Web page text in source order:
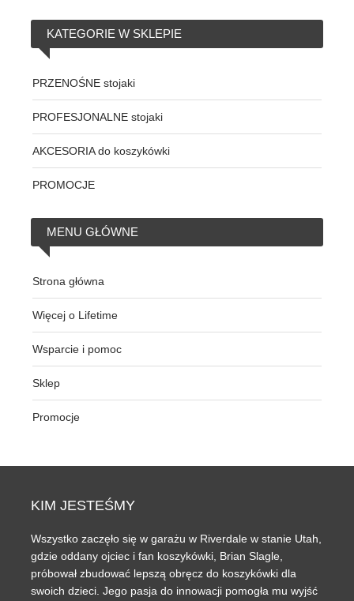
KATEGORIE W SKLEPIE
PRZENOŚNE stojaki
PROFESJONALNE stojaki
AKCESORIA do koszykówki
PROMOCJE
MENU GŁÓWNE
Strona główna
Więcej o Lifetime
Wsparcie i pomoc
Sklep
Promocje
KIM JESTEŚMY
Wszystko zaczęło się w garażu w Riverdale w stanie Utah,
gdzie oddany ojciec i fan koszykówki, Brian Slagle,
próbował zbudować lepszą obręcz do koszykówki dla
swoich dzieci. Jego pasja do innowacji pomogła mu wyjść